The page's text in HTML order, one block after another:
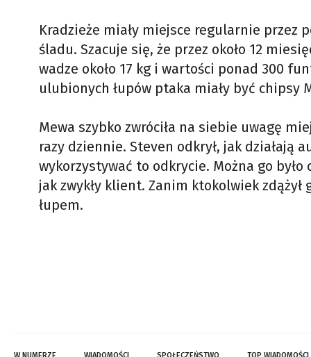
Kradzieże miały miejsce regularnie przez
śladu. Szacuje się, że przez około 12
wadze około 17 kg i wartości ponad 300
ulubionych łupów ptaka miały być chipsy
Mewa szybko zwróciła na siebie uwagę
razy dziennie. Steven odkrył, jak działają
wykorzystywać to odkrycie. Można go
jak zwykły klient. Zanim ktokolwiek
łupem.